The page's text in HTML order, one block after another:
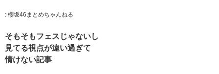
: 櫻坂46まとめちゃんねる
そもそもフェスじゃないし
見てる視点が違い過ぎて
情けない記事